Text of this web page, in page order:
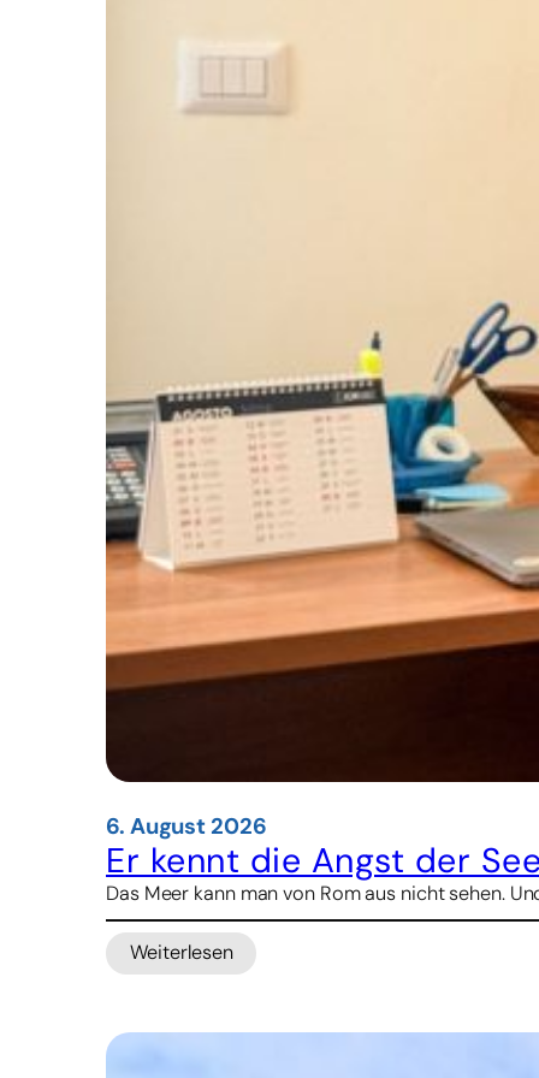
6. August 2026
Er kennt die Angst der
Das Meer kann man von Rom aus nicht sehen.
Weiterlesen
: